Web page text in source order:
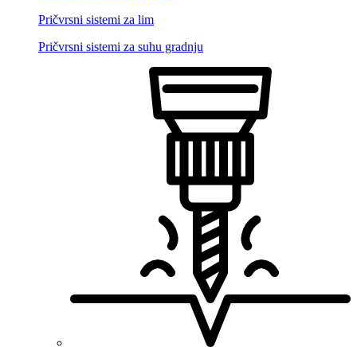
Pričvrsni sistemi za lim
Pričvrsni sistemi za suhu gradnju